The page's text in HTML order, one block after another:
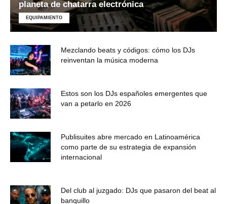
planeta de chatarra electrónica
EQUIPAMIENTO
Mezclando beats y códigos: cómo los DJs
reinventan la música moderna
Estos son los DJs españoles emergentes que
van a petarlo en 2026
Publisuites abre mercado en Latinoamérica
como parte de su estrategia de expansión
internacional
Del club al juzgado: DJs que pasaron del beat al
banquillo